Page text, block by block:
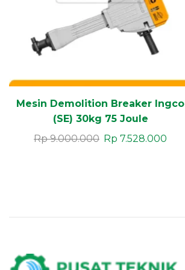
Mesin Demolition Breaker Ingco
(SE) 30kg 75 Joule
Rp9.000.000 Rp 7.528.000